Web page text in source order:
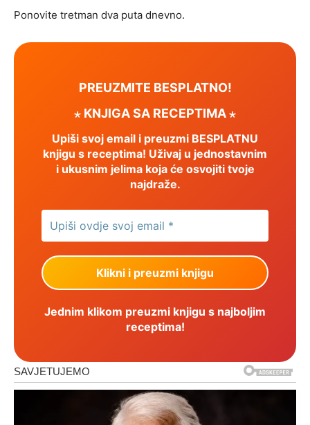
Ponovite tretman dva puta dnevno.
PREUZMITE BESPLATNO!
⋆ KNJIGA SA RECEPTIMA ⋆
Upiši svoj email i preuzmi BESPLATNU
knjigu s receptima! Uživaj u jednostavnim
i ukusnim jelima koja će osvojiti tvoje
najdraže.
Jednim klikom preuzmi knjigu s najboljim
receptima!